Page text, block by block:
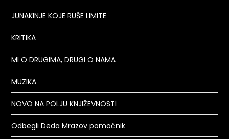
JUNAKINJE KOJE RUŠE LIMITE
KRITIKA
MI O DRUGIMA, DRUGI O NAMA
MUZIKA
NOVO NA POLJU KNJIŽEVNOSTI
Odbegli Deda Mrazov pomoćnik